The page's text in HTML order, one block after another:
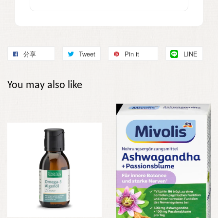
分享 Tweet Pin it LINE
You may also like